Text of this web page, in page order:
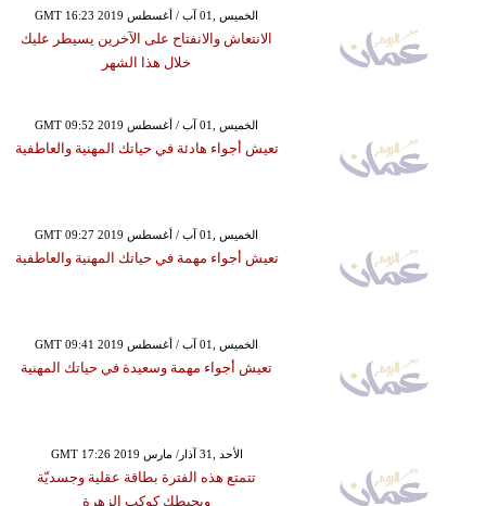
GMT 16:23 2019 الخميس ,01 آب / أغسطس
الانتعاش والانفتاح على الآخرين يسيطر عليك
خلال هذا الشهر
GMT 09:52 2019 الخميس ,01 آب / أغسطس
تعيش أجواء هادئة في حياتك المهنية والعاطفية
GMT 09:27 2019 الخميس ,01 آب / أغسطس
تعيش أجواء مهمة في حياتك المهنية والعاطفية
GMT 09:41 2019 الخميس ,01 آب / أغسطس
تعيش أجواء مهمة وسعيدة في حياتك المهنية
GMT 17:26 2019 الأحد ,31 آذار/ مارس
تتمتع هذه الفترة بطاقة عقلية وجسديّة
ويحيطك كوكب الزهرة